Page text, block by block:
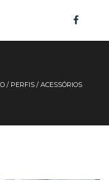
/ PERFIS / ACESSÓRIOS